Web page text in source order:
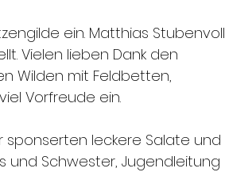
ein. Matthias Stubenvoll
Vielen lieben Dank den
Wilden mit Feldbetten,
Vorfreude ein.
sponserten leckere Salate und
und Schwester, Jugendleitung